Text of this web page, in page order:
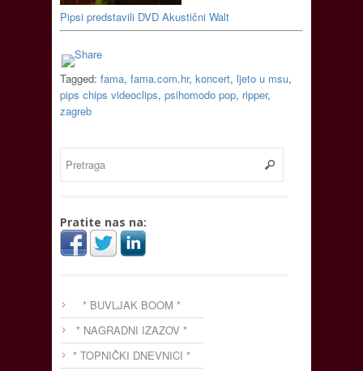
Pipsi predstavili DVD Akustični Walt
Tagged: fama, fama.com.hr, koncert, ljeto u msu,
pips chips videoclips, psihomodo pop, ripper,
zagreb
Pratite nas na:
* BUVLJAK BOOM *
* NAGRADNI IZAZOV *
* TOPNIČKI DNEVNICI *